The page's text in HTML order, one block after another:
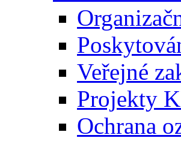
Veřejné
Projekty
Ochrana